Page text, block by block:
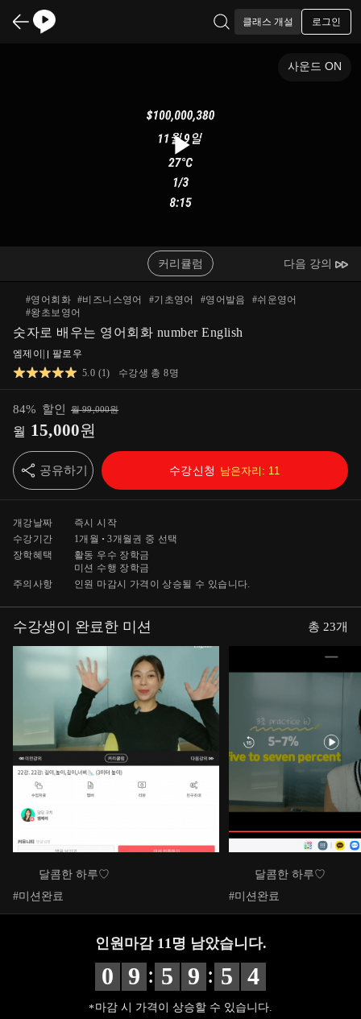
클래스 개설 로그인
Play
Video
사운드 ON
커리큘럼 다음 강의
#영어회화 #비즈니스영어 #기초영어 #영어발음 #쉬운영어
#왕초보영어
숫자로 배우는 영어회화 number English
엠제이
팔로우
5.0 (1) 수강생 총8명
84% 할인 월99,000원
월 15,000원
공유하기 수강신청 남은자리: 11
개강날짜
즉시 시작
수강기간
1개월 3개월 권 중 선택
장학혜택
활동 우수 장학금
미션 수행 장학금
주의사항
인원 마감시 가격이 상승될 수 있습니다.
수강생이 완료한 미션 총 23개
달콤한 하루♡
#미션완료
달콤한 하루♡
#미션완료
인원마감 11 명 남았습니다.
0 9 : 5 9 : 5 2
마감 시 가격이 상승할 수 있습니다.